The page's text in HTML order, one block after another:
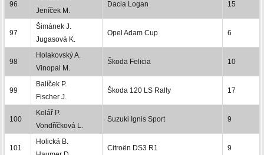
96
Jeníček M.
Dacia Logan 15
97
Šimánek J.
Jugasová K.
Opel Adam Cup 6
98
Holakovský A.
Vinopal M.
Škoda Felicia 10
99
Balíček P.
Fischer J.
Škoda 120 LS Rally 17
100
Kolář P.
Vondříčková L.
Suzuki Ignis Sport 9
101
Holická B.
Citroën DS3 R1 9